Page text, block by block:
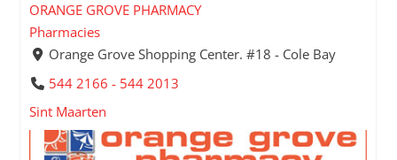
ORANGE GROVE PHARMACY
Pharmacies
Orange Grove Shopping Center. #18 - Cole Bay
544 2166 - 544 2013
Sint Maarten